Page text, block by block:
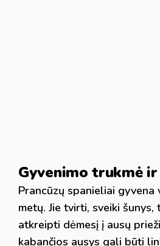
Gyvenimo trukmė
Prancūzų spanieliai
metų. Jie tvirti, sveiki šunys,
atkreipti dėmesį į ausų
kabančios ausys gali būti